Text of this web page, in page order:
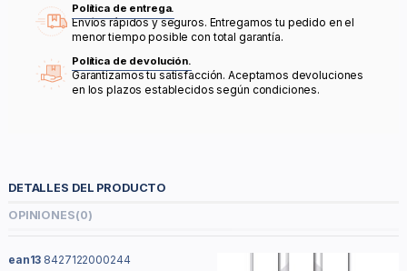
Política de entrega.
Envíos rápidos y seguros. Entregamos tu pedido en el
menor tiempo posible con total garantía.
Política de devolución.
Garantizamos tu satisfacción. Aceptamos devoluciones
en los plazos establecidos según condiciones.
DETALLES DEL PRODUCTO
OPINIONES(0)
ean13 8427122000244